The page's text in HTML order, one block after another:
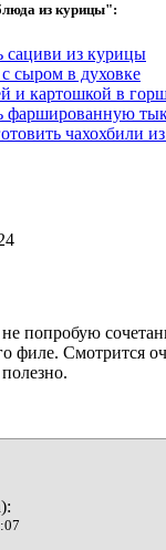
из курицы":
сациви из курицы
сыром в духовке
и картошкой в
фаршированную
чахохбили
попробую
филе. Смотрится